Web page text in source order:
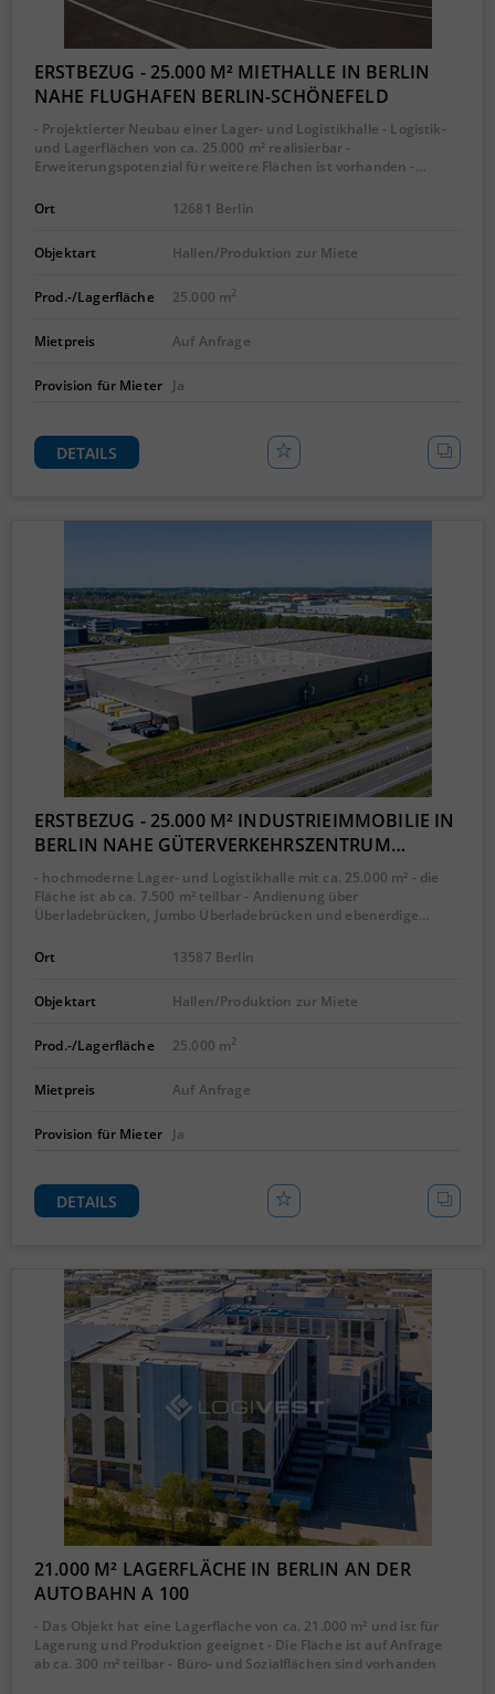
ERSTBEZUG - 25.000 M² MIETHALLE IN BERLIN
NAHE FLUGHAFEN BERLIN-SCHÖNEFELD
- Projektierter Neubau einer Lager- und Logistikhalle - Logistik-
und Lagerflächen von ca. 25.000 m² realisierbar -
Erweiterungspotenzial für weitere Flächen ist vorhanden -…
Ort 12681 Berlin
Objektart Hallen/Produktion zur Miete
Prod.-/Lagerfläche 25.000 m2
Mietpreis Auf Anfrage
Provision für Mieter Ja
DETAILS
ERSTBEZUG - 25.000 M² INDUSTRIEIMMOBILIE IN
BERLIN NAHE GÜTERVERKEHRSZENTRUM…
- hochmoderne Lager- und Logistikhalle mit ca. 25.000 m² - die
Fläche ist ab ca. 7.500 m² teilbar - Andienung über
Überladebrücken, Jumbo Überladebrücken und ebenerdige…
Ort 13587 Berlin
Objektart Hallen/Produktion zur Miete
Prod.-/Lagerfläche 25.000 m2
Mietpreis Auf Anfrage
Provision für Mieter Ja
DETAILS
21.000 M² LAGERFLÄCHE IN BERLIN AN DER
AUTOBAHN A 100
- Das Objekt hat eine Lagerfläche von ca. 21.000 m² und ist für
Lagerung und Produktion geeignet - Die Fläche ist auf Anfrage
ab ca. 300 m² teilbar - Büro- und Sozialflächen sind vorhanden